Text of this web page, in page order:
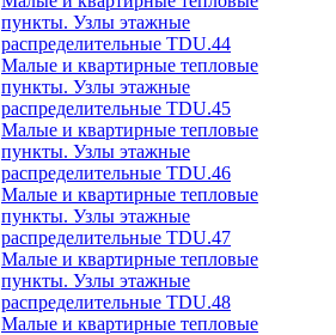
пункты. Узлы этажные
распределительные TDU.44
Малые и квартирные тепловые
пункты. Узлы этажные
распределительные TDU.45
Малые и квартирные тепловые
пункты. Узлы этажные
распределительные TDU.46
Малые и квартирные тепловые
пункты. Узлы этажные
распределительные TDU.47
Малые и квартирные тепловые
пункты. Узлы этажные
распределительные TDU.48
Малые и квартирные тепловые